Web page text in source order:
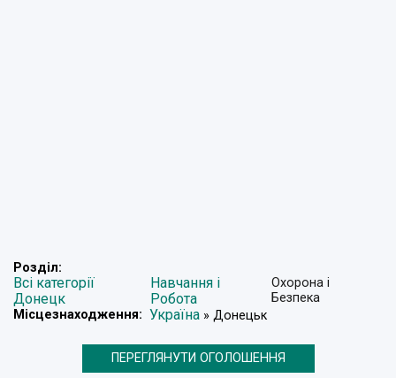
Розділ:
Всі категорії
Донецк
Навчання і
Робота
Охорона і
Безпека
Місцезнаходження: Україна » Донецьк
ПЕРЕГЛЯНУТИ ОГОЛОШЕННЯ